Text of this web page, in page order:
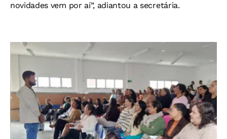
novidades vem por aí”, adiantou a secretária.